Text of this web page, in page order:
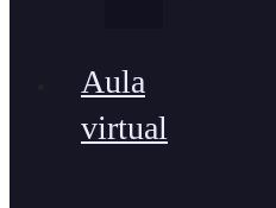
Aula
virtual